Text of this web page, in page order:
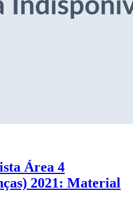
Área 4
2021: Material